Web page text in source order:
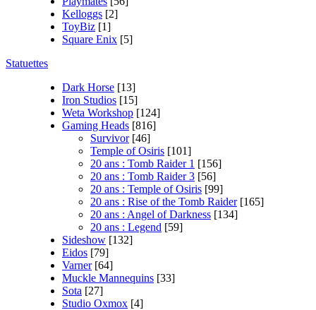
Kelloggs [2]
ToyBiz [1]
Square Enix [5]
Statuettes
Dark Horse [13]
Iron Studios [15]
Weta Workshop [124]
Gaming Heads [816]
Survivor [46]
Temple of Osiris [101]
20 ans : Tomb Raider 1 [156]
20 ans : Tomb Raider 3 [56]
20 ans : Temple of Osiris [99]
20 ans : Rise of the Tomb Raider [165]
20 ans : Angel of Darkness [134]
20 ans : Legend [59]
Sideshow [132]
Eidos [79]
Varner [64]
Muckle Mannequins [33]
Sota [27]
Studio Oxmox [4]